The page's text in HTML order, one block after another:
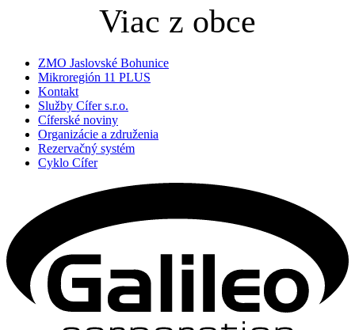
Viac z obce
ZMO Jaslovské Bohunice
Mikroregión 11 PLUS
Kontakt
Služby Cífer s.r.o.
Cíferské noviny
Organizácie a združenia
Rezervačný systém
Cyklo Cífer